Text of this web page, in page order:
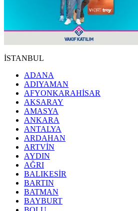
İSTANBUL
ADANA
ADIYAMAN
AFYONKARAHİSAR
AKSARAY
AMASYA
ANKARA
ANTALYA
ARDAHAN
ARTVİN
AYDIN
AĞRI
BALIKESİR
BARTIN
BATMAN
BAYBURT